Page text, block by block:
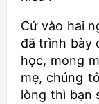
Cứ vào hai
đã trình bày
học, mong
mẹ, chúng
lòng thì bạn